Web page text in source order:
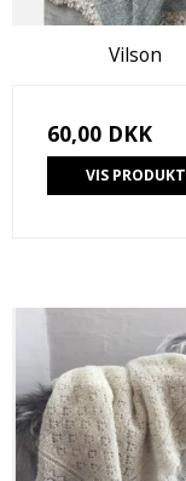
Vilson
60,00 DKK
VIS PRODUKT